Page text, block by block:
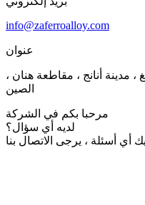
info@zaferroalloy.com
عنوان
مدينة أنانج ، مقاطعة هنان ،
الصين
مرحبا بكم في الشركة
لديه أي سؤال؟